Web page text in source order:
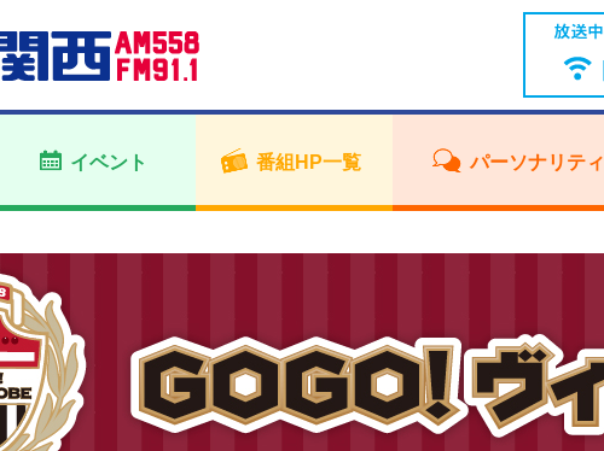
イベント 番組HP一覧 パーソナリティ